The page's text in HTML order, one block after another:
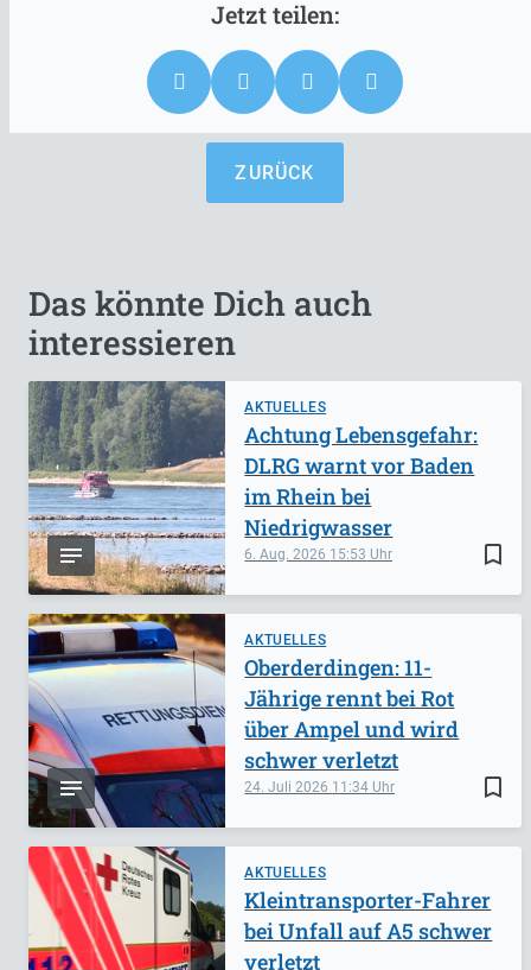
ZURÜCK
Das könnte Dich auch
interessieren
AKTUELLES
bookmark_border
6. Aug. 2026 15:53
Achtung Lebensgefahr:
DLRG warnt vor Baden
im Rhein bei
Niedrigwasser
AKTUELLES
bookmark_border
24. Juli 2026 11:34
Oberderdingen: 11-
Jährige rennt bei Rot
über Ampel und wird
schwer verletzt
AKTUELLES
Kleintransporter-Fahrer
bei Unfall auf A5 schwer
verletzt